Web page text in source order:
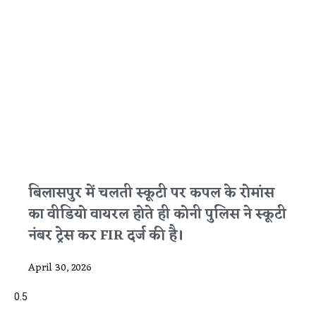
बिलासपुर में चलती स्कूटी पर कपल के रोमांस
का वीडियो वायरल होते ही कोनी पुलिस ने स्कूटी
नंबर ट्रेस कर FIR दर्ज की है।
April 30, 2026